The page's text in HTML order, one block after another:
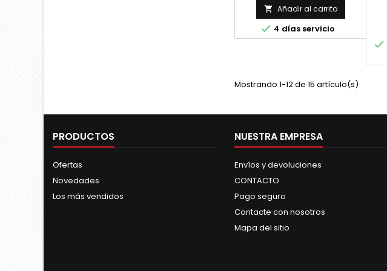
 Añadir al carrito
 4 días servicio

Mostrando 1-12 de 15 artículo(s)
PRODUCTOS
Ofertas
Novedades
Los más vendidos
NUESTRA EMPRESA
Envíos y devoluciones
CONTACTO
Pago seguro
Contacte con nosotros
Mapa del sitio